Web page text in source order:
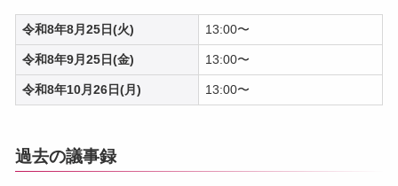
令和8年8月25日(火) 13:00〜
令和8年9月25日(金) 13:00〜
令和8年10月26日(月) 13:00〜
過去の議事録